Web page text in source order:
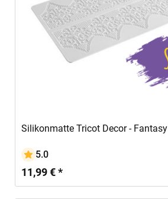
Silikonmatte Tricot Decor - Fantasy
5.0
11,99 € *